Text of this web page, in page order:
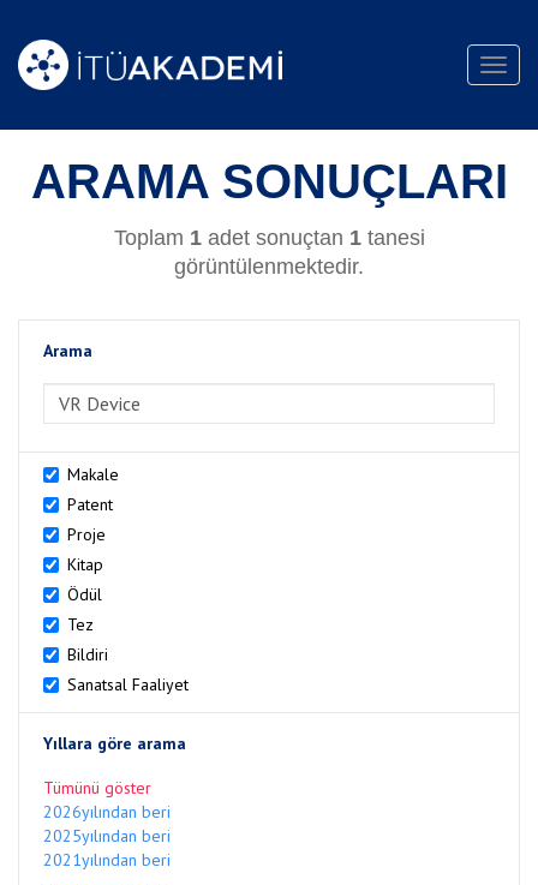
ARAMA SONUÇLARI
Toplam 1adet sonuçtan 1tanesi
görüntülenmektedir.
Arama
Makale
Patent
Proje
Kitap
Ödül
Tez
Bildiri
Sanatsal Faaliyet
Yıllara göre arama
Tümünü göster
2026yılından beri
2025yılından beri
2021yılından beri